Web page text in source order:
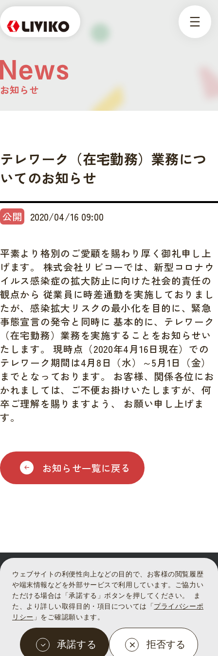
お知らせ
テレワーク（在宅勤務）業務につ
いてのお知らせ
公開 2020/04/16 09:00
平素より格別のご愛顧を賜わり厚く御礼申し上
げます。 株式会社リビコーでは、新型コロナウ
イルス感染症の拡大防止に向けた社会的責任の
観点から 従業員に時差通勤を実施しておりまし
たが、感染拡大リスクの最小化を目的に、緊急
事態宣言の発令と同時に 基本的に、テレワーク
（在宅勤務）業務を実施することをお知らせい
たします。 現時点（2020年4月16日現在）での
テレワーク期間は4月8日（水）～5月1日（金）
までとなっております。 お客様、関係各位にお
かれましては、ご不便お掛けいたしますが、何
卒ご理解を賜りますよう、 お願い申し上げま
す。
お知らせ一覧に戻る
プライバシーポリシー
© 2025 Liviko., Co,Ltd.
ウェブサイトの利便性向上などの目的で、お客様の閲覧履歴
や端末情報などを外部サービスで利用しています。ご協力い
ただける場合は「承諾する」ボタンを押してください。 ま
た、より詳しい取得目的・項目については「プライバシーポ
リシー 」をご確認願います。
承諾する 拒否する